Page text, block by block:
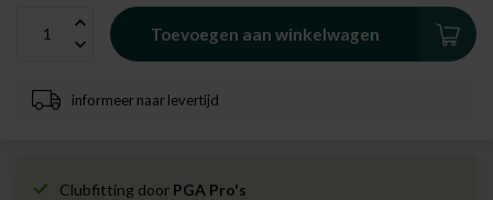
Toevoegen aan winkelwagen
informeer naar levertijd
Clubfitting door PGA Pro's